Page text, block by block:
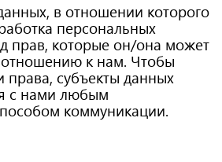
в отношении которого
персональных
прав, которые он/она может
отношению к нам. Чтобы
права, субъекты данных
с нами любым
коммуникации.